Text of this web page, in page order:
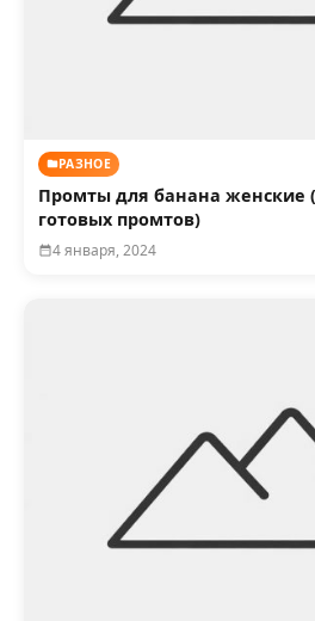
РАЗНОЕ
Промты для банана женские
готовых промтов)
4 января, 2024